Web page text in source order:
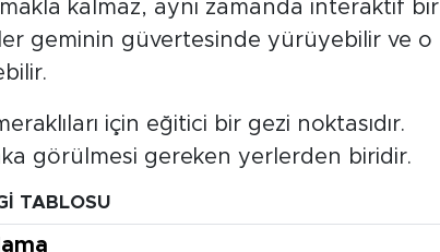
kalmaz, aynı zamanda interaktif bir
geminin güvertesinde yürüyebilir ve o
için eğitici bir gezi noktasıdır.
görülmesi gereken yerlerden biridir.
TABLOSU